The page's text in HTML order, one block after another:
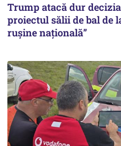
Trump atacă dur
proiectul sălii de bal de
ruşine naţională”